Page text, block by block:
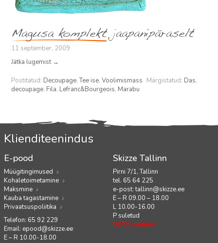
Magusa komplekt jaapanipäraselt
11 september, 2009
Jätka lugemist →
Postitatud: Decoupage,Tee ise, Voolimismass Märgistatud: Das,
decoupage, Fila, Lefranc&Bourgeois, Marabu
Klienditeenindus
E-pood
Müügitingimused
Kohaletoimetamine
Maksmine
Kauba tagastamine
Privaatsuspoliitika
Telefon: 65 92 229
Email: epood@skizze.ee
E – R 10.00-18.00
Skizze Tallinn
Pirni 7/1, Tallinn
tel. 65 64 225
e-post:tallinn@skizze.ee
E – R 09.00 – 18.00
L 10.00-16.00
P suletud
08.08 suletud